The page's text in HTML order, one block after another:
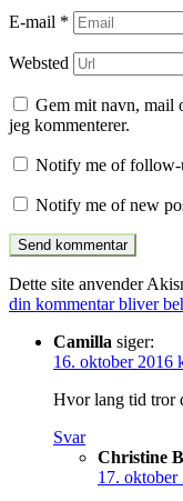
E-mail *
Websted
Gem mit navn, mail
jeg kommenterer.
Notify me of follow-
Notify me of new
Dette site anvender
din kommentar bliver
Camilla siger:
16. oktober 2016
Hvor lang tid tror
Svar
Christine
17.